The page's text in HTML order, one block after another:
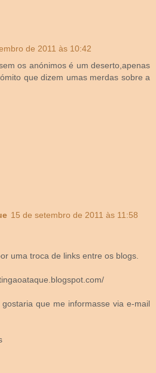
de 2011 às 10:42
os anónimos é um deserto,apenas
que dizem umas merdas sobre a
15 de setembro de 2011 às 11:58
uma troca de links entre os blogs.
que me informasse via e-mail